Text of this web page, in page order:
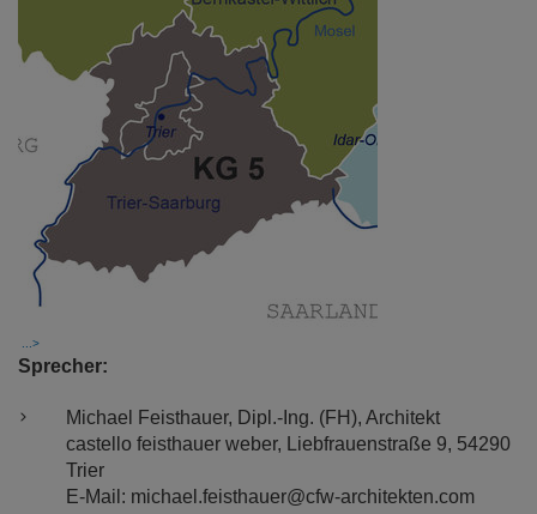
Sprecher:
Michael Feisthauer, Dipl.-Ing. (FH), Architekt
castello feisthauer weber, Liebfrauenstraße 9, 54290
Trier
E-Mail: michael.feisthauer@cfw-architekten.com